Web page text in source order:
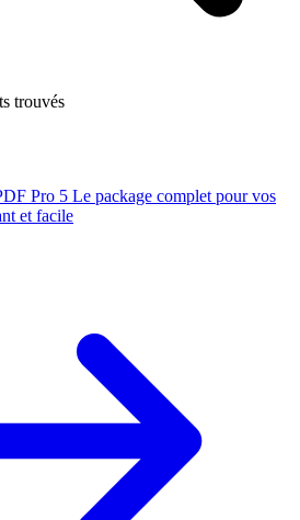
trouvés
Pro 5 Le package complet pour vos
et facile